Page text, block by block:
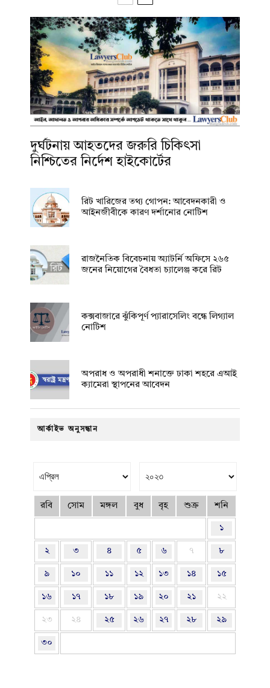
দুর্ঘটনায় আহতদের জরুরি চিকিৎসা
নিশ্চিতের নির্দেশ হাইকোর্টের
রিট খারিজের তথ্য গোপন: আবেদনকারী ও
আইনজীবীকে কারণ দর্শানোর নোটিশ
রাজনৈতিক বিবেচনায় অ‍্যাটর্নি অফিসে ২৬৫
জনের নিয়োগের বৈধতা চ্যালেঞ্জ করে রিট
কক্সবাজারে ঝুঁকিপূর্ণ প্যারাসেলিং বন্ধে লিগ্যাল
নোটিশ
অপরাধ ও অপরাধী শনাক্তে ঢাকা শহরে এআই
ক্যামেরা স্থাপনের আবেদন
আর্কাইভ অনুসন্ধান
রবি সোম মঙ্গল বুধ বৃহ শুক্র শনি
১
২ ৩ ৪ ৫ ৬ ৭ ৮
৯ ১০ ১১ ১২ ১৩ ১৪ ১৫
১৬ ১৭ ১৮ ১৯ ২০ ২১ ২২
২৩ ২৪ ২৫ ২৬ ২৭ ২৮ ২৯
৩০